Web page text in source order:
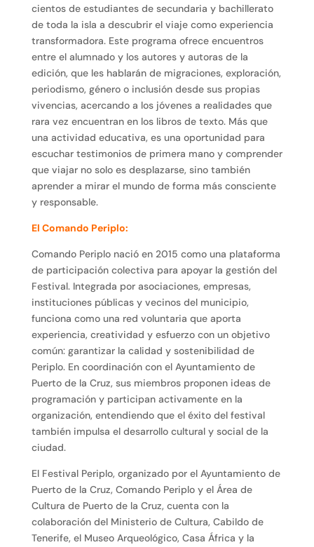
cientos de estudiantes de secundaria y bachillerato
de toda la isla a descubrir el viaje como experiencia
transformadora. Este programa ofrece encuentros
entre el alumnado y los autores y autoras de la
edición, que les hablarán de migraciones, exploración,
periodismo, género o inclusión desde sus propias
vivencias, acercando a los jóvenes a realidades que
rara vez encuentran en los libros de texto. Más que
una actividad educativa, es una oportunidad para
escuchar testimonios de primera mano y comprender
que viajar no solo es desplazarse, sino también
aprender a mirar el mundo de forma más consciente
y responsable.
El Comando Periplo:
Comando Periplo nació en 2015 como una plataforma
de participación colectiva para apoyar la gestión del
Festival. Integrada por asociaciones, empresas,
instituciones públicas y vecinos del municipio,
funciona como una red voluntaria que aporta
experiencia, creatividad y esfuerzo con un objetivo
común: garantizar la calidad y sostenibilidad de
Periplo. En coordinación con el Ayuntamiento de
Puerto de la Cruz, sus miembros proponen ideas de
programación y participan activamente en la
organización, entendiendo que el éxito del festival
también impulsa el desarrollo cultural y social de la
ciudad.
El Festival Periplo, organizado por el Ayuntamiento de
Puerto de la Cruz, Comando Periplo y el Área de
Cultura de Puerto de la Cruz, cuenta con la
colaboración del Ministerio de Cultura, Cabildo de
Tenerife, el Museo Arqueológico, Casa África y la